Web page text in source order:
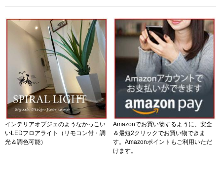
インテリアオブジェのようなかっこい
いLEDフロアライト（リモコン付・調
光＆調色可能）
Amazonでお買い物するように、安全
＆最短2クリックでお買い物できま
す。Amazonポイントもご利用いただ
けます。